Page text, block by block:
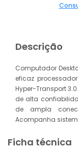
Descrição
Computador
eficaz
Hyper-Transport
de alta
de ampla
Acompanha
Ficha técnica